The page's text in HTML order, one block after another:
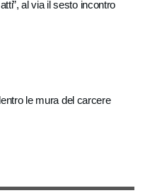
al via il sesto incontro
le mura del carcere